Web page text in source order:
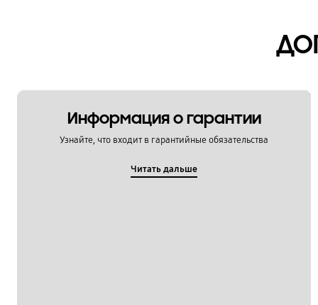
Приложения
Информация о гарантии
Узнайте, что входит в гарантийные обязательства
Читать дальше